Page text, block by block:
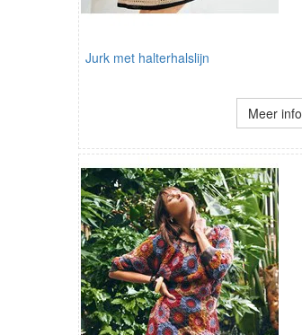
Jurk met halterhalslijn
Meer info